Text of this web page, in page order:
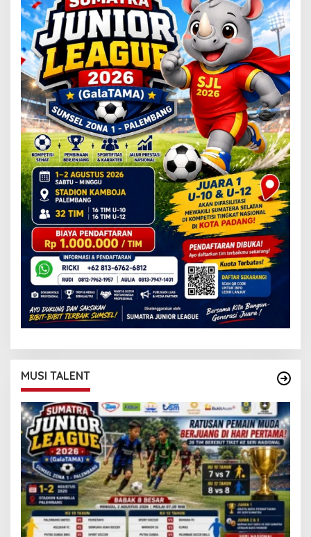
MUSI TALENT